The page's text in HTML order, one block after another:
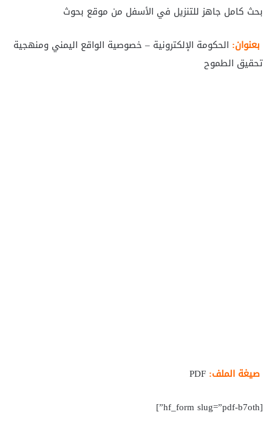
بحث كامل جاهز للتنزيل في الأسفل من موقع بحوث
بعنوان: الحكومة الإلكترونية – خصوصية الواقع اليمني ومنهجية
تحقيق الطموح
صيغة الملف:
[hf_form slug=”pdf-b7oth”]